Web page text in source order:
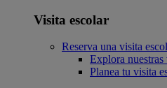
Visita escolar
Reserva una visita
Explora nuestras
Planea tu visita